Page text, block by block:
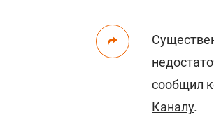
сообщил
Каналу.